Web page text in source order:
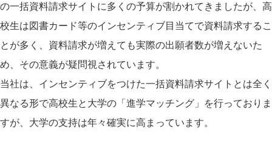
の一括資料請求サイトに多くの予算が割かれてきましたが、高
校生は図書カード等のインセンティブ目当てで資料請求するこ
とが多く、資料請求が増えても実際の出願者数が増えないた
め、その意義が疑問視されています。
当社は、インセンティブをつけた一括資料請求サイトとは全く
異なる形で高校生と大学の「進学マッチング」を行っておりま
すが、大学の支持は年々確実に高まっています。